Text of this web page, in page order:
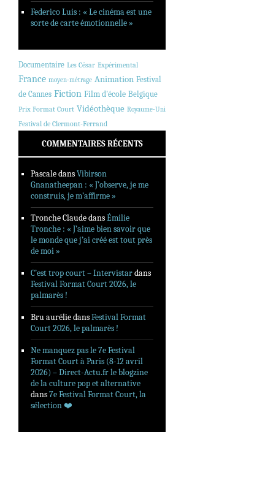
Federico Luis : « Le cinéma est une
sorte de carte émotionnelle »
Documentaire Les César Expérimental
France moyen-métrage Animation Festival
de Cannes Fiction Film d'école Belgique
Prix Format Court Vidéothèque Royaume-Uni
Festival de Clermont-Ferrand
COMMENTAIRES RÉCENTS
PascaledansVibirson
Gnanatheepan : « J’observe, je me
construis, je m’affirme »
Tronche ClaudedansÉmilie
Tronche : « J’aime bien savoir que
le monde que j’ai créé est tout près
de moi »
C’est trop court – Intervistardans
Festival Format Court 2026, le
palmarès !
Bru auréliedansFestival Format
Court 2026, le palmarès !
Ne manquez pas le 7e Festival
Format Court à Paris (8-12 avril
2026) – Direct-Actu.fr le blogzine
de la culture pop et alternative
dans7e Festival Format Court, la
sélection ❤️‍